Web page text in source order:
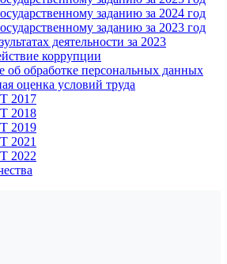
заданию за 2024 год
заданию за 2023 год
деятельности за 2023
коррупции
об обработке персональных данных
оценка условий труда
2017
2018
2019
2021
2022